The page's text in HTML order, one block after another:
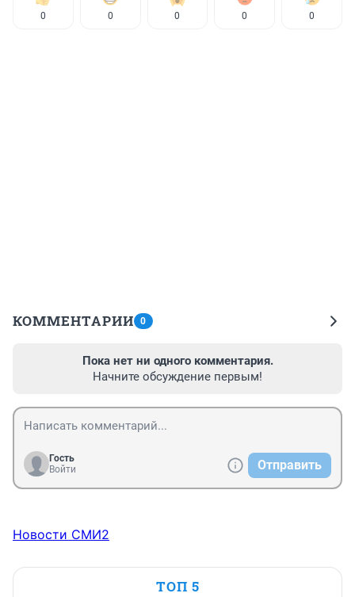
0 0 0 0 0
КОММЕНТАРИИ 0
Пока нет ни одного комментария.
Начните обсуждение первым!
Гость
Войти
Отправить
Новости СМИ2
ТОП 5